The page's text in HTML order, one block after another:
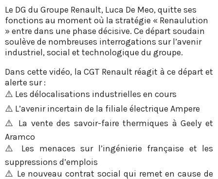
Le DG du Groupe Renault, Luca De Meo, quitte ses
fonctions au moment où la stratégie « Renaulution
» entre dans une phase décisive. Ce départ soudain
soulève de nombreuses interrogations sur l’avenir
industriel, social et technologique du groupe.
Dans cette vidéo, la CGT Renault réagit à ce départ et
alerte sur :
⚠️ Les délocalisations industrielles en cours
⚠️ L’avenir incertain de la filiale électrique Ampere
⚠️ La vente des savoir-faire thermiques à Geely et
Aramco
⚠️ Les menaces sur l’ingénierie française et les
suppressions d’emplois
⚠️ Le nouveau contrat social qui remet en cause de